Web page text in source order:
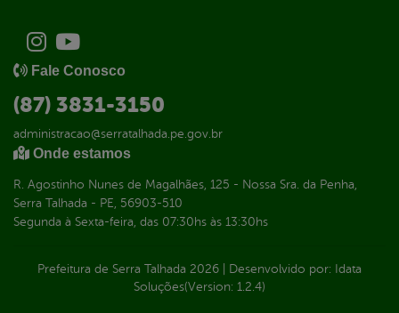
Fale Conosco
(87) 3831-3150
administracao@serratalhada.pe.gov.br
Onde estamos
R. Agostinho Nunes de Magalhães, 125 - Nossa Sra. da Penha,
Serra Talhada - PE, 56903-510
Segunda à Sexta-feira, das 07:30hs às 13:30hs
Prefeitura de Serra Talhada 2026 Desenvolvido por: Idata
Soluções(Version: 1.2.4)